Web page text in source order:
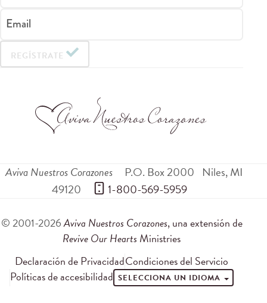
Email
REGÍSTRATE
Aviva Nuestros Corazones P.O. Box 2000 Niles,MI
49120
1-800-569-5959
© 2001-2026Aviva Nuestros Corazones, una extensión de
Revive Our Hearts Ministries
Declaración de PrivacidadCondiciones del Servicio
Políticas de accesibilidad SELECCIONA UN IDIOMA